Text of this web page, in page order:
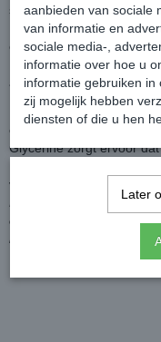
snellere groei van het
Het is onomstotelijk
onderhoudt en sterker
Elke variant word
aan zit.
Naast het gebruik op de
ook te gebruiken op
Glycerine zorgt ervoor
vrijwel meteen in het leer.
Let op: Bij gebruik op
ontstaan. Test altijd voor
kleurvastheid van het
aanbieden van sociale
van informatie en
sociale media-,
informatie over hoe u
informatie gebruiken
zij mogelijk hebben
diensten of die u hen
Later